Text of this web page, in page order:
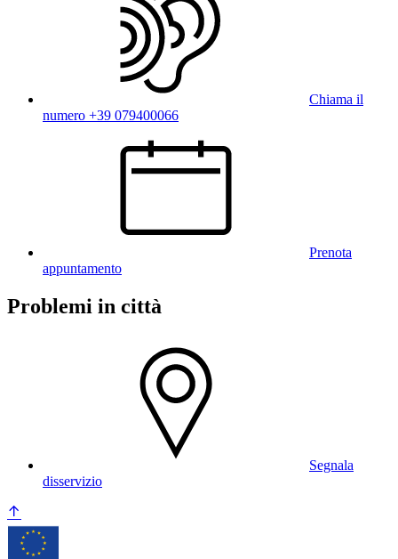
Chiama il
numero +39 079400066
Prenota
appuntamento
Problemi in città
Segnala
disservizio